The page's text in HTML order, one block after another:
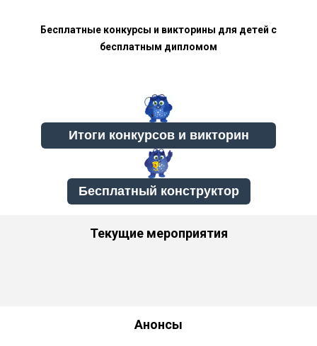
Бесплатные конкурсы и викторины для детей с
бесплатным дипломом
Бесплатный конструктор
Текущие мероприятия
Анонсы